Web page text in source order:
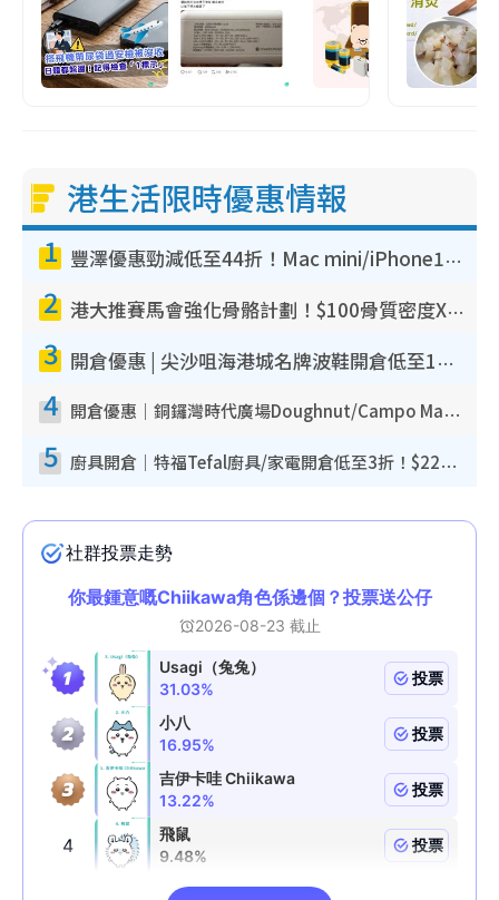
港生活限時優惠情報
1 豐澤優惠勁減低至44折！Mac mini/iPhone17Pro大減價！廚房家電$220起
2 港大推賽馬會強化骨骼計劃！$100骨質密度X光檢查 完成免費運動訓練送超市禮券！附參加資格
3 開倉優惠 | 尖沙咀海港城名牌波鞋開倉低至1折！On鞋$899起／Joy&Peace鞋履$98起
4 開倉優惠｜銅鑼灣時代廣場Doughnut/Campo Marzio開倉低至1折！背囊、書包、手袋劈價$200起
5 廚具開倉｜特福Tefal廚具/家電開倉低至3折！$220起買平底鍋/炒鑊/湯煲！電飯煲/吸塵機/燙斗$418起